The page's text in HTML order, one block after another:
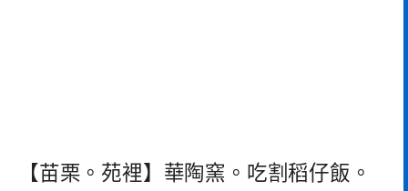
【苗栗。苑裡】華陶窯。吃割稻仔飯。